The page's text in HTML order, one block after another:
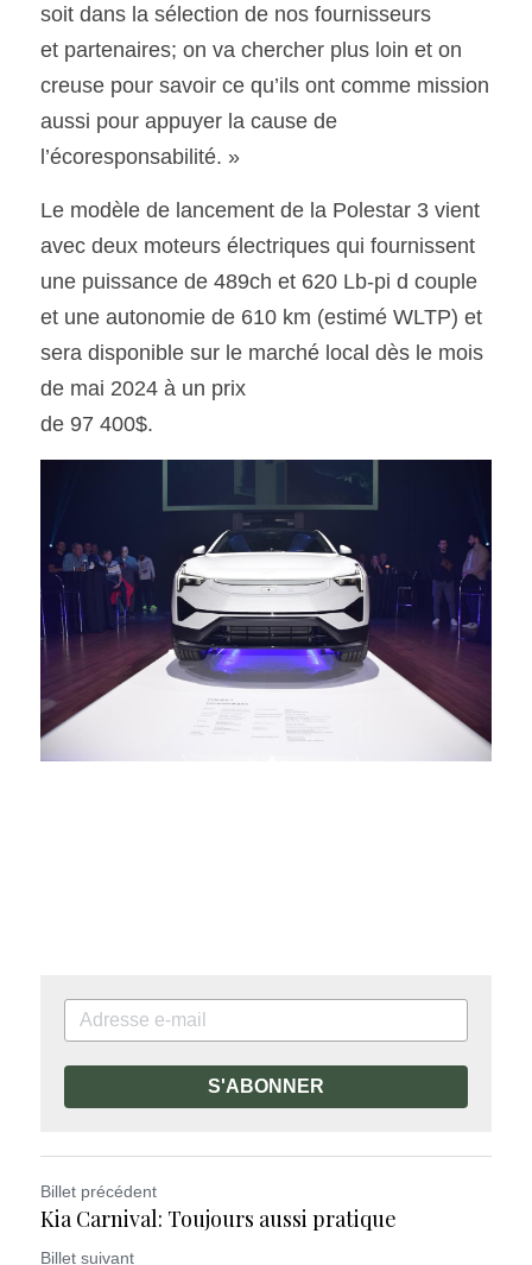
soit dans la sélection de nos fournisseurs
et partenaires; on va chercher plus loin et on
creuse pour savoir ce qu’ils ont comme mission
aussi pour appuyer la cause de
l’écoresponsabilité. »
Le modèle de lancement de la Polestar 3 vient
avec deux moteurs électriques qui fournissent
une puissance de 489ch et 620 Lb-pi d couple
et une autonomie de 610 km (estimé WLTP) et
sera disponible sur le marché local dès le mois
de mai 2024 à un prix
de 97 400$.
S'ABONNER
Billet précédent
Kia Carnival: Toujours aussi pratique
Billet suivant